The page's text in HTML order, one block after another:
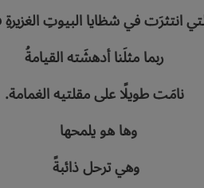
ربما‭ ‬مثلَنا‭ ‬أدهشَته‭ ‬القيامةُ
نامَت‭ ‬طويلًا‭ ‬على‭ ‬مقلتيه‭ ‬الغمامة‭.‬
وها‭ ‬هو‭ ‬يلمحها‭ ‬‮ ‬
وهي‭ ‬ترحل‭ ‬ذائبةً‭ ‬